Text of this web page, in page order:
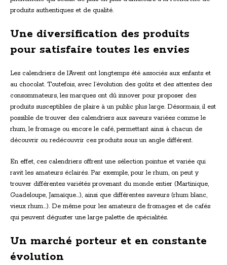
produits authentiques et de qualité.
Une diversification des produits
pour satisfaire toutes les envies
Les calendriers de l’Avent ont longtemps été associés aux enfants et
au chocolat. Toutefois, avec l’évolution des goûts et des attentes des
consommateurs, les marques ont dû innover pour proposer des
produits susceptibles de plaire à un public plus large. Désormais, il est
possible de trouver des calendriers aux saveurs variées comme le
rhum, le fromage ou encore le café, permettant ainsi à chacun de
découvrir ou redécouvrir ces produits sous un angle différent.
En effet, ces calendriers offrent une sélection pointue et variée qui
ravit les amateurs éclairés. Par exemple, pour le rhum, on peut y
trouver différentes variétés provenant du monde entier (Martinique,
Guadeloupe, Jamaïque…), ainsi que différentes saveurs (rhum blanc,
vieux rhum…). De même pour les amateurs de fromages et de cafés
qui peuvent déguster une large palette de spécialités.
Un marché porteur et en constante
évolution